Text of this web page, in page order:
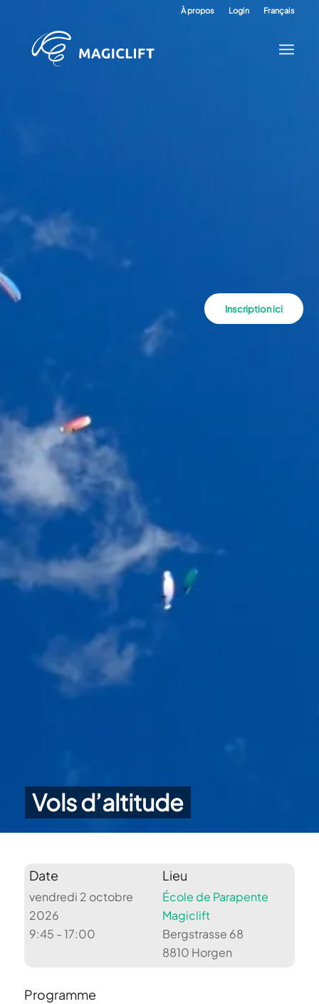
À propos Login Français
Vols d’altitude
Inscription ici
Date
vendredi 2 octobre
2026
9:45 - 17:00
Lieu
École de Parapente
Magiclift
Bergstrasse 68
8810 Horgen
Programme